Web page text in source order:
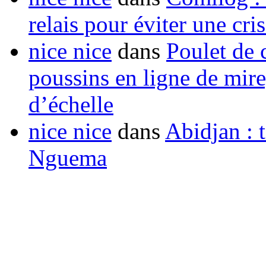
relais pour éviter une
nice nice dans Poulet de
poussins en ligne de
d’échelle
nice nice dans Abidjan :
Nguema